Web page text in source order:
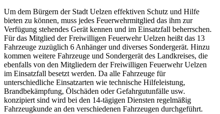
Um dem Bürgern der Stadt Uelzen effektiven Schutz und Hilfe
bieten zu können, muss jedes Feuerwehrmitglied das ihm zur
Verfügung stehendes Gerät kennen und im Einsatzfall beherrschen.
Für das Mitglied der Freiwilligen Feuerwehr Uelzen heißt das 13
Fahrzeuge zuzüglich 6 Anhänger und diverses Sondergerät. Hinzu
kommen weitere Fahrzeuge und Sondergerät des Landkreises, die
ebenfalls von den Mitgliedern der Freiwilligen Feuerwehr Uelzen
im Einsatzfall besetzt werden. Da alle Fahrzeuge für
unterschiedliche Einsatzarten wie technische Hilfeleistung,
Brandbekämpfung, Ölschäden oder Gefahrgutunfälle usw.
konzipiert sind wird bei den 14-tägigen Diensten regelmäßig
Fahrzeugkunde an den verschiedenen Fahrzeugen durchgeführt.